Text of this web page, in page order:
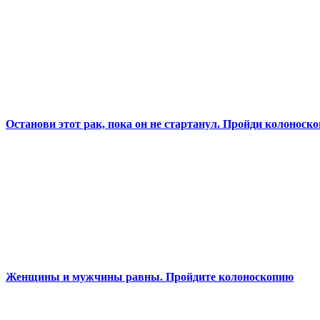
Останови этот рак, пока он не стартанул. Пройди
Женщины и мужчины равны. Пройдите колоноскопию